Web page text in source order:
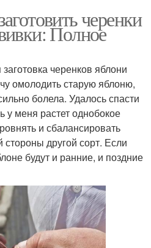
черенки
Полное
черенков яблони
омолодить старую яблоню,
болела. Удалось спасти
у меня растет однобокое
и сбалансировать
стороны другой сорт. Если
будут и ранние, и поздние